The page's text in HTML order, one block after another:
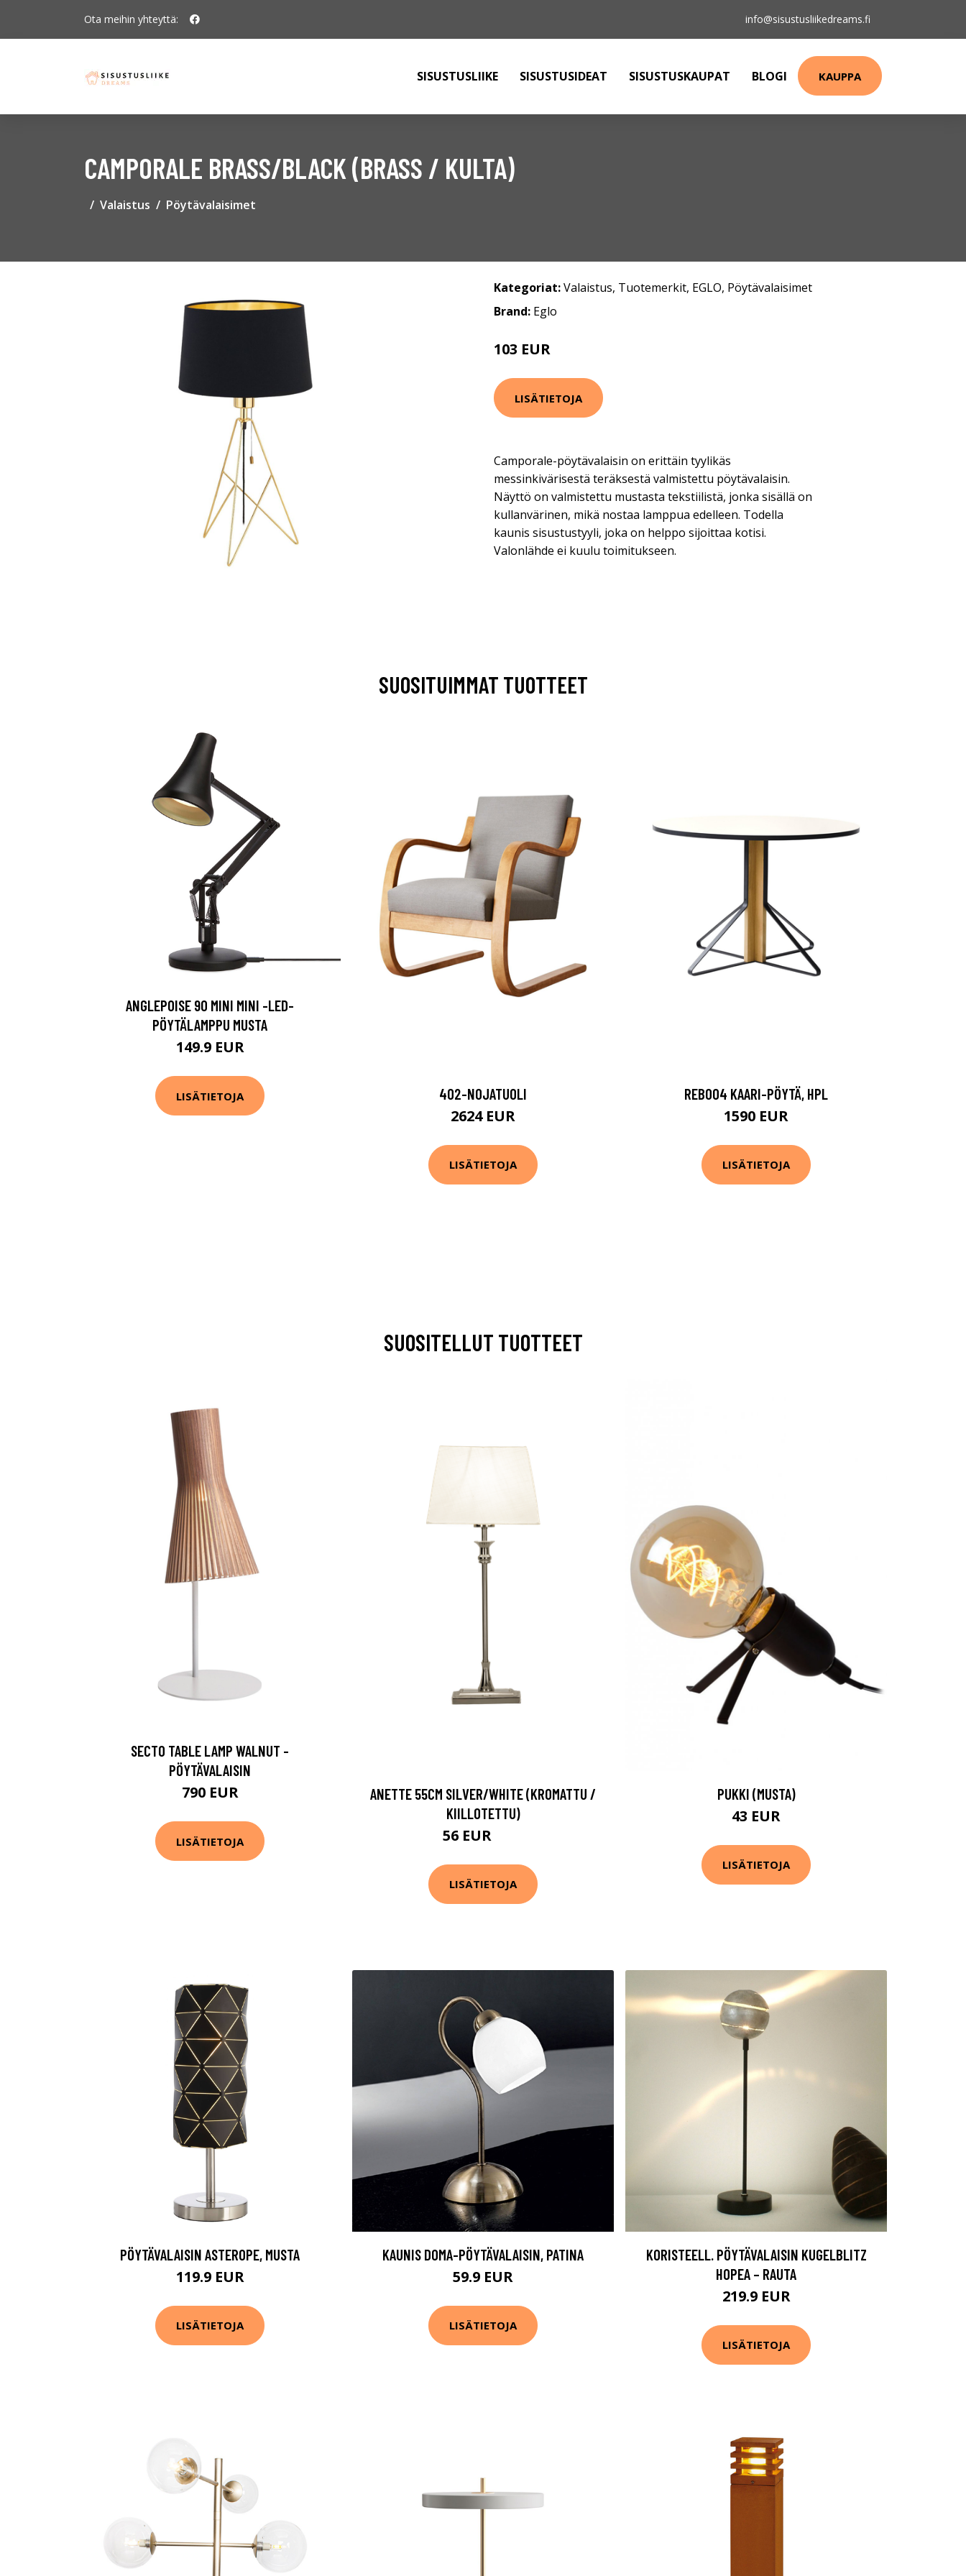
Ota meihin yhteyttä: info@sisustusliikedreams.fi
SISUSTUSLIIKE SISUSTUSIDEAT SISUSTUSKAUPAT BLOGI KAUPPA
CAMPORALE BRASS/BLACK (BRASS / KULTA)
Valaistus Pöytävalaisimet
Kategoriat:Valaistus, Tuotemerkit, EGLO, Pöytävalaisimet
Brand: Eglo
103 EUR
LISÄTIETOJA
Camporale-pöytävalaisin on erittäin tyylikäs
messinkivärisestä teräksestä valmistettu pöytävalaisin.
Näyttö on valmistettu mustasta tekstiilistä, jonka sisällä on
kullanvärinen, mikä nostaa lamppua edelleen. Todella
kaunis sisustustyyli, joka on helppo sijoittaa kotisi.
Valonlähde ei kuulu toimitukseen.
SUOSITUIMMAT TUOTTEET
ANGLEPOISE 90 MINI MINI -LED-
PÖYTÄLAMPPU MUSTA
149.9 EUR
LISÄTIETOJA 402-NOJATUOLI
2624 EUR
LISÄTIETOJA
REB004 KAARI-PÖYTÄ, HPL
1590 EUR
LISÄTIETOJA
SUOSITELLUT TUOTTEET
SECTO TABLE LAMP WALNUT -
PÖYTÄVALAISIN
790 EUR
LISÄTIETOJA
ANETTE 55CM SILVER/WHITE (KROMATTU /
KIILLOTETTU)
56 EUR
LISÄTIETOJA
PUKKI (MUSTA)
43 EUR
LISÄTIETOJA
PÖYTÄVALAISIN ASTEROPE, MUSTA
119.9 EUR
LISÄTIETOJA
KAUNIS DOMA-PÖYTÄVALAISIN, PATINA
59.9 EUR
LISÄTIETOJA
KORISTEELL. PÖYTÄVALAISIN KUGELBLITZ
HOPEA – RAUTA
219.9 EUR
LISÄTIETOJA